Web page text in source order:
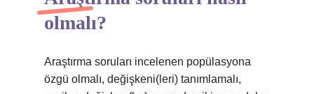
olmalı?
Araştırma soruları incelenen popülasyona
özgü olmalı, değişkeni(leri) tanımlamalı,